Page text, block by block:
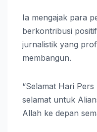
Ia mengajak para
berkontribusi
jurnalistik yang
membangun.
“Selamat Hari
selamat untuk
Allah ke depan